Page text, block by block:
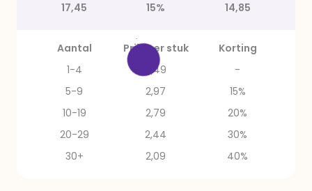
17,45
15% 14,85
Aantal Prijs per stuk
Korting
1-4
3,49
-
5-9
2,97
15%
10-19
2,79
20%
20-29
2,44
30%
30+
2,09 40%